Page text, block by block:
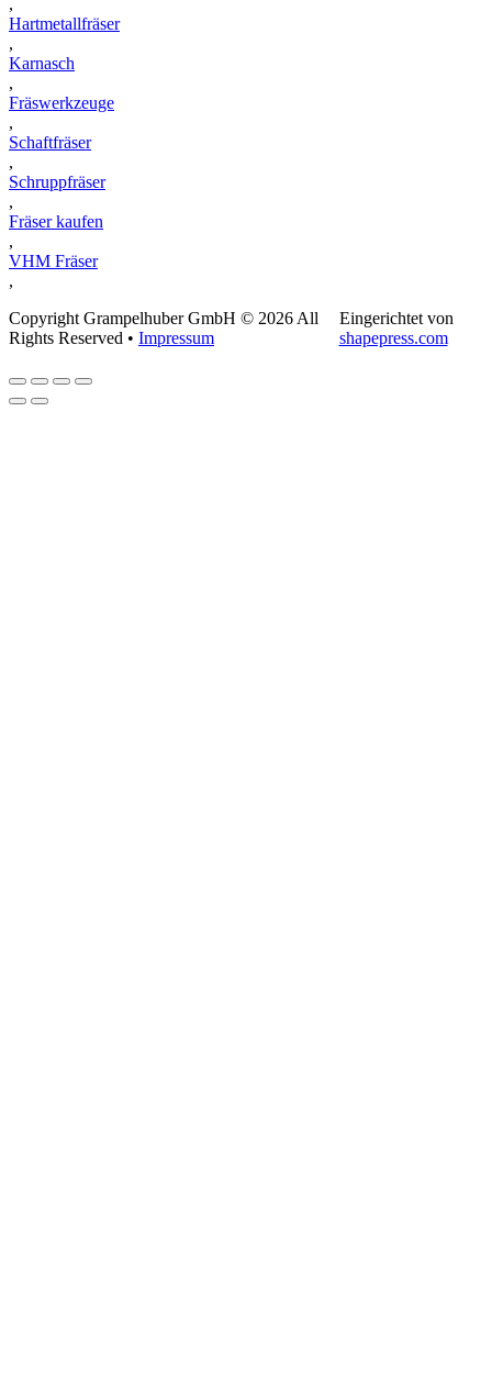
,
Hartmetallfräser
,
Karnasch
,
Fräswerkzeuge
,
Schaftfräser
,
Schruppfräser
,
Fräser kaufen
,
VHM Fräser
,
Copyright Grampelhuber GmbH © 2026 All
Rights Reserved • Impressum
Eingerichtet von
shapepress.com